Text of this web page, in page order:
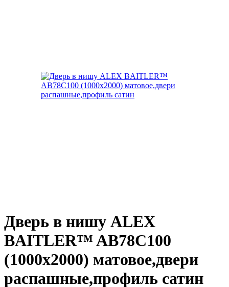
Дверь в нишу ALEX
BAITLER™ AB78С100
(1000х2000) матовое,двери
распашные,профиль сатин